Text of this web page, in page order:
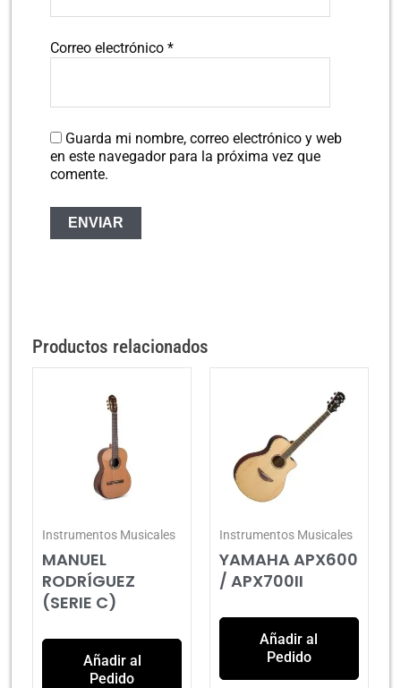
Correo electrónico*
Guarda mi nombre, correo electrónico y web
en este navegador para la próxima vez que
comente.
Productos relacionados
Instrumentos Musicales
MANUEL
RODRÍGUEZ
(SERIE C)
Añadir al
Pedido
Instrumentos Musicales
YAMAHA APX600
/ APX700II
Añadir al
Pedido